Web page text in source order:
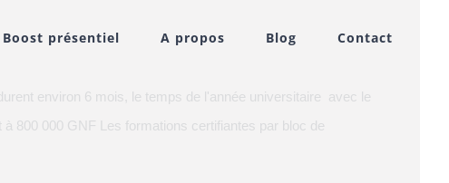
Boost présentiel A propos Blog Contact
environ 6 mois, le temps de l'année universitaire avec le
800 000 GNF Les formations certifiantes par bloc de